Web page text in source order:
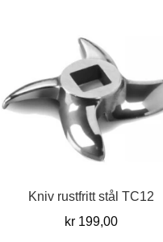
Kniv rustfritt stål TC12
kr199,00